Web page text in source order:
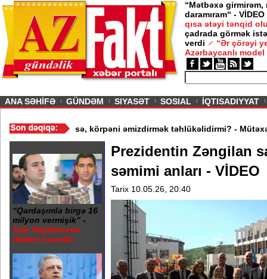
“Mətbəxə girmirəm,
daramıram“ - VİDEO
qısa ətəyi tənqid
çadrada görmək
verdi
“Ər çörəyi
Azərbaycanlı model
ANA SƏHİFƏ GÜNDƏM SIYASƏT SOSIAL İQTISADIYYAT
Kazımova/Ana xəstədirsə, körpəni əmizdirmək təhlükəlidirmi?
“Qardaşımla birgə 16
milyon vermişik” -
Tale Heydərovun
ifadəsi oxundu
Prezidentin Zəngilan
səmimi anları - VİDEO
Tarix 10.05.26, 20:40